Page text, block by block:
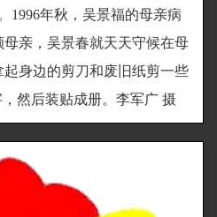
1996年秋，吴景福的母亲病
亲，吴景春就天天守候在母
身边的剪刀和废旧纸剪一些
然后装贴成册。李军广 摄